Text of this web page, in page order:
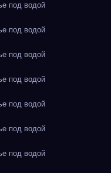
под водой
под водой
под водой
под водой
под водой
под водой
под водой